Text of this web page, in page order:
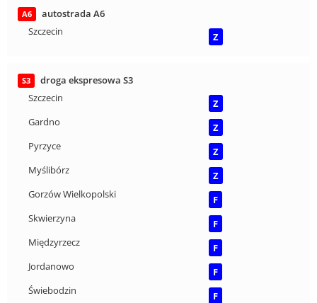
A6
autostrada A6
Szczecin
Z
S3
droga ekspresowa S3
Szczecin
Z
Gardno
Z
Pyrzyce
Z
Myślibórz
Z
Gorzów Wielkopolski
F
Skwierzyna
F
Międzyrzecz
F
Jordanowo
F
Świebodzin
F